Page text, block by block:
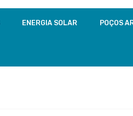
ENERGIA SOLAR POÇOS